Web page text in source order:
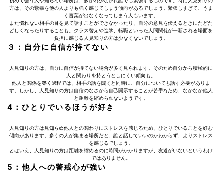
方は、その緊張を他の人よりも強く感じてしまう傾向があるでしょう。緊張しすぎて、うま
く言葉が出なくなってしまう人もいます。
また慣れない相手の目を見て話すことができなかったり、自分の意見を伝えるときにたどた
どしくなったりすることも。クラス替えや進学、転職といった人間関係が一新される場面を
負担に感じる人見知りの方は少なくないでしょう。
３：自分に自信が持てない
人見知りの方は、自分に自信が持てない場合が多く見られます。そのため自分から積極的に
人と関わりを持とうとしにくい傾向も。
他人と関係を築く過程では、相手の話を聞くと同時に、自分についても話す必要がありま
す。しかし、人見知りの方は自信のなさから自己開示することが苦手なため、なかなか他人
と距離を縮められないようです。
4：ひとりでいるほうが好き
人見知りの方は見知らぬ他人との関わりにストレスを感じるため、ひとりでいることを好む
傾向があります。多くの人が集まる場所だと、誰と話していいのかわからず、よりストレス
を感じるでしょう。
とはいえ、人見知りの方は距離を縮めるのに時間がかかりますが、友達がいないというわけ
ではありません。
5：他人への警戒心が強い